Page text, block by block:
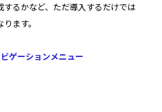
るかなど、ただ導入するだけでは
ます。
ゲーションメニュー